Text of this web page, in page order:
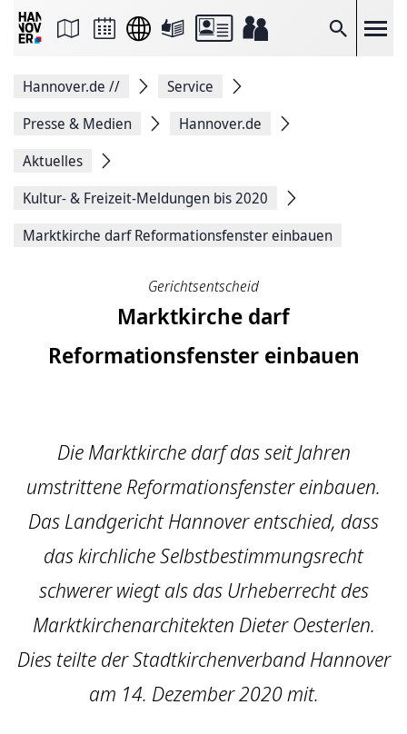
Suche
Seite
Facebook
teilen
Seitenlink
Seite
Hannover.de //
Service
Presse & Medien
Hannover.de
Aktuelles
Kultur- & Freizeit-Meldungen bis 2020
Marktkirche darf Reformationsfenster einbauen
Gerichtsentscheid
Marktkirche darf
Reformationsfenster einbauen
Die Marktkirche darf das seit Jahren
umstrittene Reformationsfenster einbauen.
Das Landgericht Hannover entschied, dass
das kirchliche Selbstbestimmungsrecht
schwerer wiegt als das Urheberrecht des
Marktkirchenarchitekten Dieter Oesterlen.
Dies teilte der Stadtkirchenverband Hannover
am 14. Dezember 2020 mit.